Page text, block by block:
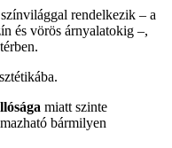
rendelkezik – a
és vörös árnyalatokig –,
miatt szinte
bármilyen